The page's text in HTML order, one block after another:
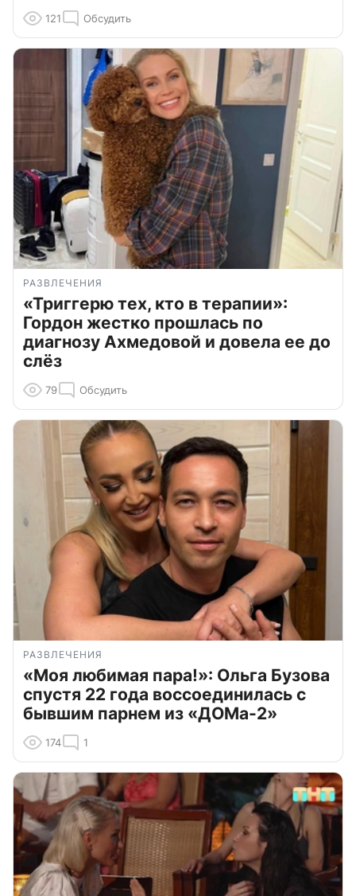
121 Обсудить
РАЗВЛЕЧЕНИЯ
«Триггерю тех, кто в терапии»:
Гордон жестко прошлась по
диагнозу Ахмедовой и довела ее до
слёз
79 Обсудить
РАЗВЛЕЧЕНИЯ
«Моя любимая пара!»: Ольга Бузова
спустя 22 года воссоединилась с
бывшим парнем из «ДОМа-2»
174 1